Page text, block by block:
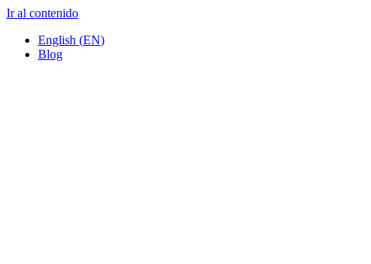
Ir al contenido
English (EN)
Blog